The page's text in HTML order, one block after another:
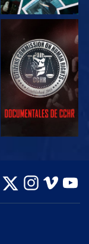
VE
EXPLORA LAS
SERIES